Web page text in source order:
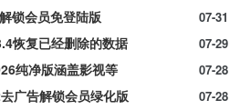
07-31
锁会员免登陆版
07-29
恢复已经删除的数据
07-28
纯净版涵盖影视等
07-28
广告解锁会员绿化版